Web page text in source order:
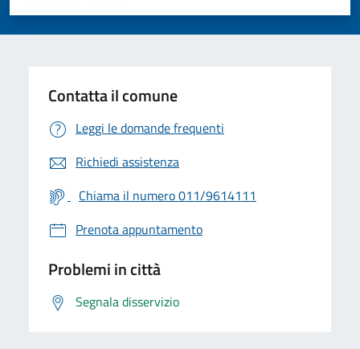
Valuta 5 stelle su 5
Valuta 4 stelle su 5
Valuta 3 stelle su 5
Valuta 2 stelle su 5
Valuta 1 stelle su 5
Contatta il comune
Leggi le domande frequenti
Richiedi assistenza
Chiama il numero 011/9614111
Prenota appuntamento
Problemi in città
Segnala disservizio